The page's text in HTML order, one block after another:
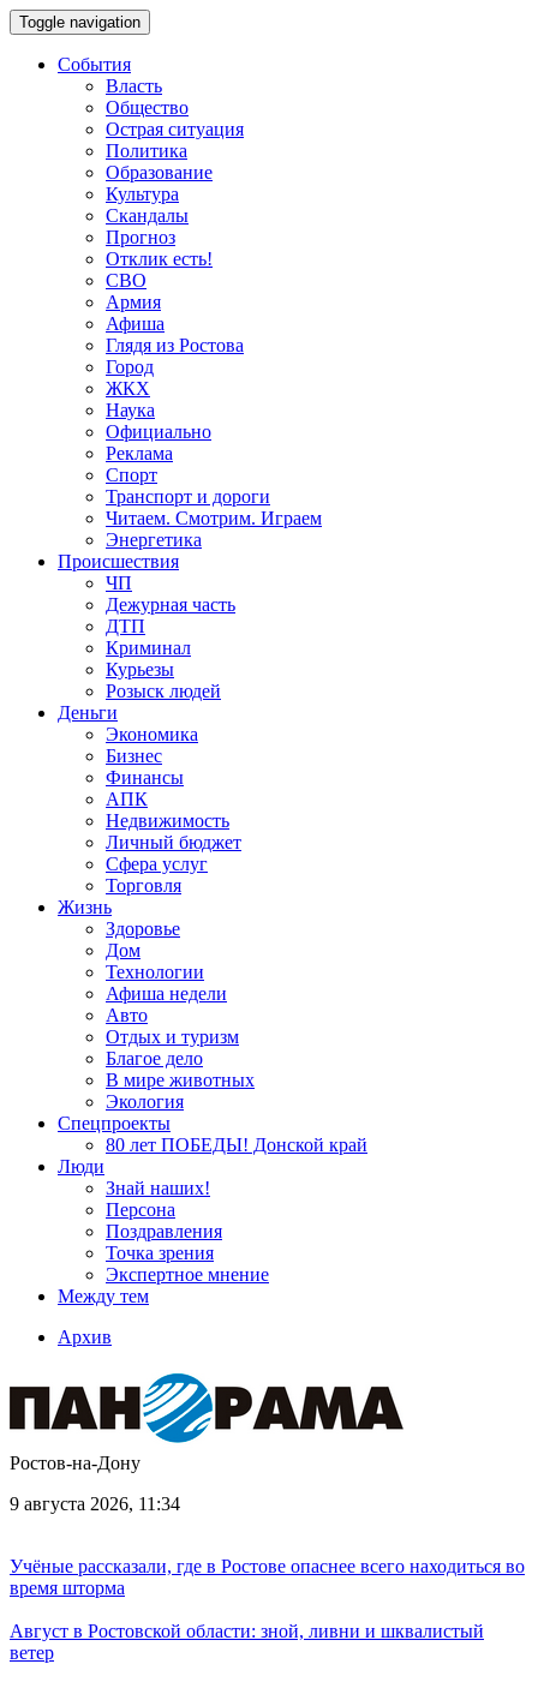
Toggle navigation
События
Власть
Общество
Острая ситуация
Политика
Образование
Культура
Скандалы
Прогноз
Отклик есть!
СВО
Армия
Афиша
Глядя из Ростова
Город
ЖКХ
Наука
Официально
Реклама
Спорт
Транспорт и дороги
Читаем. Смотрим. Играем
Энергетика
Происшествия
ЧП
Дежурная часть
ДТП
Криминал
Курьезы
Розыск людей
Деньги
Экономика
Бизнес
Финансы
АПК
Недвижимость
Личный бюджет
Сфера услуг
Торговля
Жизнь
Здоровье
Дом
Технологии
Афиша недели
Авто
Отдых и туризм
Благое дело
В мире животных
Экология
Спецпроекты
80 лет ПОБЕДЫ! Донской край
Люди
Знай наших!
Персона
Поздравления
Точка зрения
Экспертное мнение
Между тем
Архив
Ростов-на-Дону
9 августа 2026, 11:34
Учёные рассказали, где в Ростове опаснее всего находиться во
время шторма
Август в Ростовской области: зной, ливни и шквалистый
ветер